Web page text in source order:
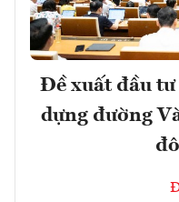
Đề xuất đầu
dựng đường